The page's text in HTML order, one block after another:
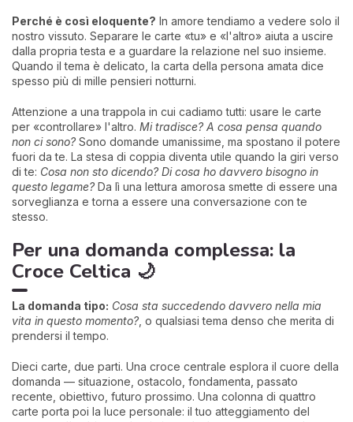
Perché è così eloquente? In amore tendiamo a vedere solo il
nostro vissuto. Separare le carte «tu» e «l'altro» aiuta a uscire
dalla propria testa e a guardare la relazione nel suo insieme.
Quando il tema è delicato, la carta della persona amata dice
spesso più di mille pensieri notturni.
Attenzione a una trappola in cui cadiamo tutti: usare le carte
per «controllare» l'altro. Mi tradisce? A cosa pensa quando
non ci sono? Sono domande umanissime, ma spostano il potere
fuori da te. La stesa di coppia diventa utile quando la giri verso
di te: Cosa non sto dicendo? Di cosa ho davvero bisogno in
questo legame? Da lì una lettura amorosa smette di essere una
sorveglianza e torna a essere una conversazione con te
stesso.
Per una domanda complessa: la
Croce Celtica 🌙
La domanda tipo: Cosa sta succedendo davvero nella mia
vita in questo momento? , o qualsiasi tema denso che merita di
prendersi il tempo.
Dieci carte, due parti. Una croce centrale esplora il cuore della
domanda — situazione, ostacolo, fondamenta, passato
recente, obiettivo, futuro prossimo. Una colonna di quattro
carte porta poi la luce personale: il tuo atteggiamento del